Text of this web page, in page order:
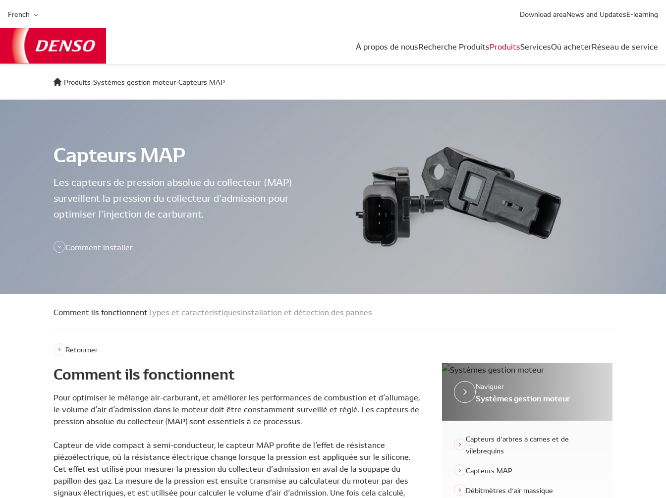
French Download areaNews and UpdatesE-learning
À propos de nousRecherche ProduitsProduitsServicesOù acheterRéseau de service
Produits Systèmes gestion moteur Capteurs MAP
Capteurs MAP
Les capteurs de pression absolue du collecteur (MAP)
surveillent la pression du collecteur d’admission pour
optimiser l’injection de carburant.
Comment installer
Comment ils fonctionnentTypes et caractéristiquesInstallation et détection des pannes
Retourner
Comment ils fonctionnent
Pour optimiser le mélange air-carburant, et améliorer les performances de combustion et d’allumage,
le volume d’air d’admission dans le moteur doit être constamment surveillé et réglé. Les capteurs de
pression absolue du collecteur (MAP) sont essentiels à ce processus.
Capteur de vide compact à semi-conducteur, le capteur MAP profite de l’effet de résistance
piézoélectrique, où la résistance électrique change lorsque la pression est appliquée sur le silicone.
Cet effet est utilisé pour mesurer la pression du collecteur d’admission en aval de la soupape du
papillon des gaz. La mesure de la pression est ensuite transmise au calculateur du moteur par des
signaux électriques, et est utilisée pour calculer le volume d’air d’admission. Une fois cela calculé,
Naviguer
Systèmes gestion moteur
Capteurs d’arbres à cames et de
vilebrequins
Capteurs MAP
Débitmètres d’air massique